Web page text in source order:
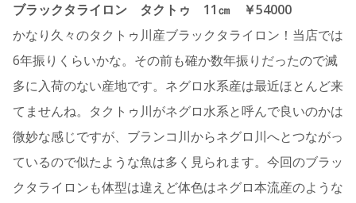
ブラックタライロン タクトゥ 11㎝ ￥54000
かなり久々のタクトゥ川産ブラックタライロン！当店では
6年振りくらいかな。その前も確か数年振りだったので滅
多に入荷のない産地です。ネグロ水系産は最近ほとんど来
てませんね。タクトゥ川がネグロ水系と呼んで良いのかは
微妙な感じですが、ブランコ川からネグロ川へとつながっ
ているので似たような魚は多く見られます。今回のブラッ
クタライロンも体型は違えど体色はネグロ本流産のような